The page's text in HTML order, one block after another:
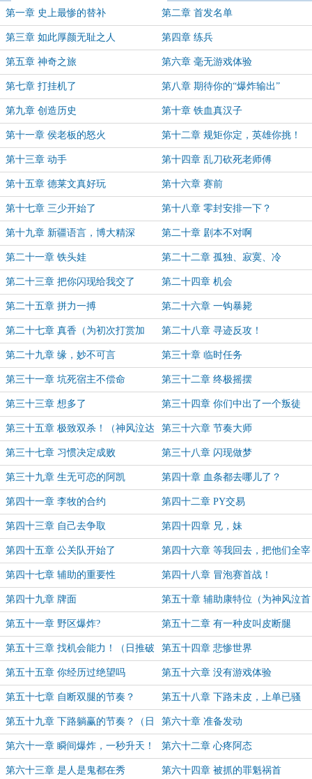
第一章 史上最惨的替补 第二章 首发名单
第三章 如此厚颜无耻之人 第四章 练兵
第五章 神奇之旅 第六章 毫无游戏体验
第七章 打挂机了 第八章 期待你的“爆炸输出”
第九章 创造历史 第十章 铁血真汉子
第十一章 侯老板的怒火 第十二章 规矩你定，英雄你挑！
第十三章 动手 第十四章 乱刀砍死老师傅
第十五章 德莱文真好玩 第十六章 赛前
第十七章 三少开始了 第十八章 零封安排一下？
第十九章 新疆语言，博大精深 第二十章 剧本不对啊
第二十一章 铁头娃 第二十二章 孤独、寂寞、冷
第二十三章 把你闪现给我交了 第二十四章 机会
第二十五章 拼力一搏 第二十六章 一钩暴毙
第二十七章 真香（为初次打赏加
更）
第二十八章 寻迹反攻！
第二十九章 缘，妙不可言 第三十章 临时任务
第三十一章 坑死宿主不偿命 第三十二章 终极摇摆
第三十三章 想多了 第三十四章 你们中出了一个叛徒
第三十五章 极致双杀！（神风泣达
成弟子成就加更！）
第三十六章 节奏大师
第三十七章 习惯决定成败 第三十八章 闪现做梦
第三十九章 生无可恋的阿凯 第四十章 血条都去哪儿了？
第四十一章 李牧的合约 第四十二章 PY交易
第四十三章 自己去争取 第四十四章 兄，妹
第四十五章 公关队开始了 第四十六章 等我回去，把他们全宰
了
第四十七章 辅助的重要性 第四十八章 冒泡赛首战！
第四十九章 牌面 第五十章 辅助康特位（为神风泣首
个执事加更）
第五十一章 野区爆炸? 第五十二章 有一种皮叫皮断腿
第五十三章 找机会能力！（日推破
百加更）
第五十四章 悲惨世界
第五十五章 你经历过绝望吗 第五十六章 没有游戏体验
第五十七章 自断双腿的节奏？ 第五十八章 下路未皮，上单已骚
（日推破200加更！）
第五十九章 下路躺赢的节奏？（日
推200票加更！）
第六十章 准备发动
第六十一章 瞬间爆炸，一秒升天！ 第六十二章 心疼阿态
第六十三章 是人是鬼都在秀 第六十四章 被抓的罪魁祸首